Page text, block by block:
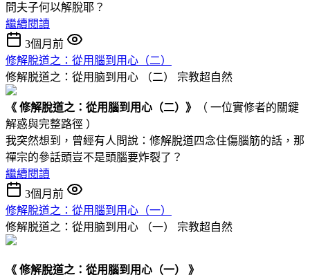
問夫子何以解脫耶？
繼續閱讀
3個月前
修解脫道之：從用腦到用心 （二）
修解脱道之：從用脑到用心 （二） 宗教超自然
《 修解脫道之： 從用腦到用心 （二） 》
（ 一位實修者的關鍵
解惑與完整路徑 ）
我突然想到，曾經有人問說：修解脫道四念住傷腦筋的話，那
禪宗的參話頭豈不是頭腦要炸裂了？
繼續閱讀
3個月前
修解脫道之：從用腦到用心（一）
修解脱道之：從用脑到用心 （一） 宗教超自然
《 修解脫道之：從用腦到用心（一） 》